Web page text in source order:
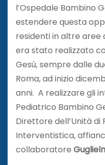
l’Ospedale Bambino
estendere questa
residenti in altre aree
era stato realizzato
Gesù, sempre dalle
Roma, ad inizio
anni. A realizzare gli
Pediatrico Bambino
Direttore dell’Unità di
Interventistica,
collaboratore